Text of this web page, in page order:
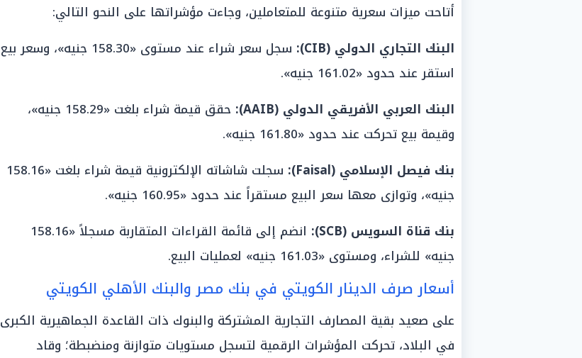
أتاحت ميزات سعرية متنوعة للمتعاملين، وجاءت مؤشراتها على النحو التالي:
البنك التجاري الدولي (CIB):
سجل سعر شراء عند مستوى «158.30 جنيه»، وسعر بيع
استقر عند حدود «161.02 جنيه».
البنك العربي الأفريقي الدولي (AAIB):
حقق قيمة شراء بلغت «158.29 جنيه»،
وقيمة بيع تحركت عند حدود «161.80 جنيه».
بنك فيصل الإسلامي (Faisal):
سجلت شاشاته الإلكترونية قيمة شراء بلغت «158.16
جنيه»، وتوازى معها سعر البيع مستقراً عند حدود «160.95 جنيه».
بنك قناة السويس (SCB):
انضم إلى قائمة القراءات المتقاربة مسجلاً «158.16
جنيه» للشراء، ومستوى «161.03 جنيه» لعمليات البيع.
أسعار صرف الدينار الكويتي في بنك مصر والبنك الأهلي الكويتي
على صعيد بقية المصارف التجارية المشتركة والبنوك ذات القاعدة الجماهيرية الكبرى
في البلاد، تحركت المؤشرات الرقمية لتسجل مستويات متوازنة ومنضبطة؛ وقاد